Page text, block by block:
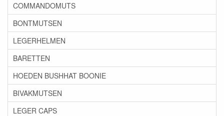
COMMANDOMUTS
BONTMUTSEN
LEGERHELMEN
BARETTEN
HOEDEN BUSHHAT BOONIE
BIVAKMUTSEN
LEGER CAPS